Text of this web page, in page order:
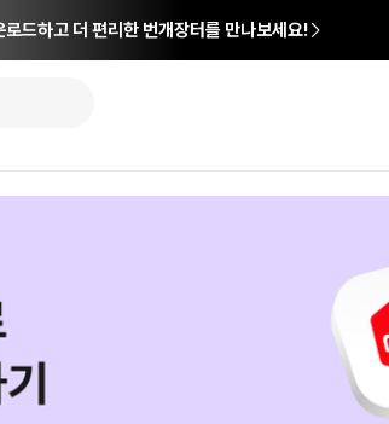
로드하고 더 편리한 번개장터를 만나보세요!